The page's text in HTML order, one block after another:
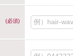
(必須)